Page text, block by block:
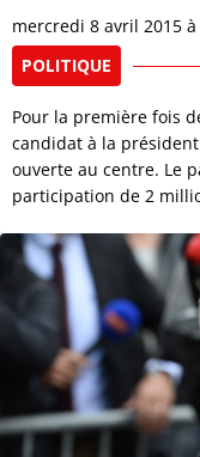
mercredi 8 avril 2015 à
POLITIQUE
Pour la première fois
candidat à la
ouverte au centre. Le
participation de 2